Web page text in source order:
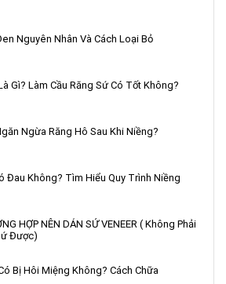
Nguyên Nhân Và Cách Loại Bỏ
Gì? Làm Cầu Răng Sứ Có Tốt Không?
Ngừa Răng Hô Sau Khi Niềng?
Đau Không? Tìm Hiểu Quy Trình Niềng
HỢP NÊN DÁN SỨ VENEER ( Không Phải
Được)
Bị Hôi Miệng Không? Cách Chữa